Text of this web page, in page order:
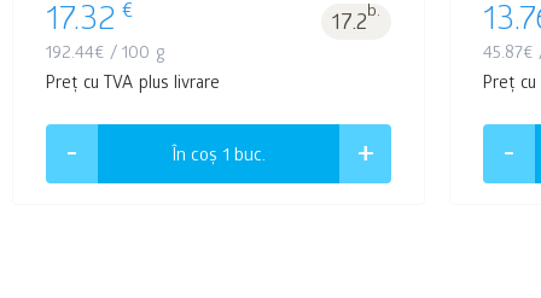
17.32 € 17.2b.
192.44€ / 100 g
Preț cu TVA plus livrare
În coș 1 buc.
45.87€
Preț cu